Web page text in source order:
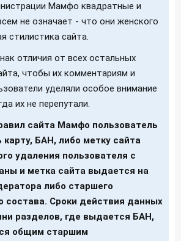
Мамфо квадратные и
не означает - что они женского
стилистика сайта.
отличия от всех остальных
чтобы их комментариям и
уделяли особое внимание
их не перепутали.
сайта Мамфо пользователь
БАН, либо метку сайта
удаления пользователя с
и метка сайта выдается на
либо старшего
состава. Сроки действия данных
разделов, где выдается БАН,
общим старшим